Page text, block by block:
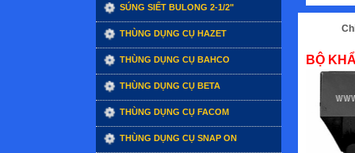
SÚNG SIẾT BULONG 2-1/2"
THÙNG DỤNG CỤ HAZET
THÙNG DỤNG CỤ BAHCO
THÙNG DỤNG CỤ BETA
THÙNG DỤNG CỤ FACOM
THÙNG DỤNG CỤ SNAP ON
BỘ